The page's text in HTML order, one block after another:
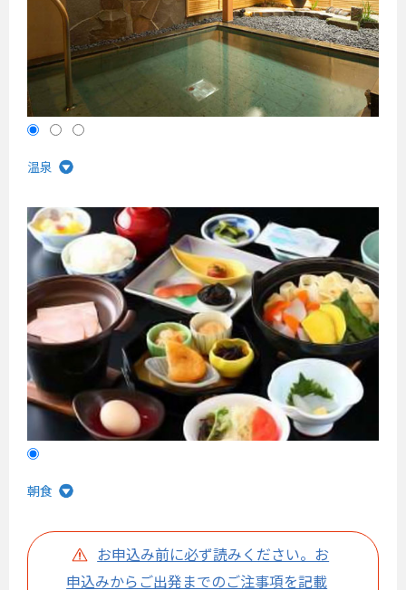
温泉
朝食
お申込み前に必ず読みください。お
申込みからご出発までのご注事項を記載